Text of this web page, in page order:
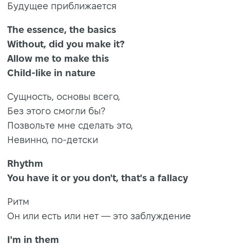
Будущее приближается
The essence, the basics
Without, did you make it?
Allow me to make this
Child-like in nature
Сущность, основы всего,
Без этого смогли бы?
Позвольте мне сделать это,
Невинно, по-детски
Rhythm
You have it or you don't, that's a fallacy
Ритм
Он или есть или нет — это заблуждение
I'm in them